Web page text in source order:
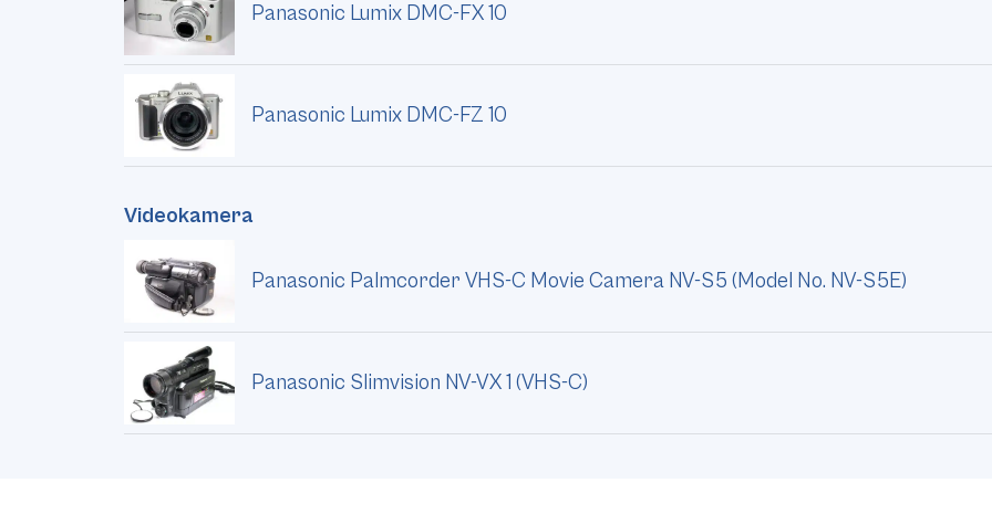
Panasonic Lumix DMC-FX 10
Panasonic Lumix DMC-FZ 10
Videokamera
Panasonic Palmcorder VHS-C Movie Camera NV-S5 (Model No. NV-S5E)
Panasonic Slimvision NV-VX 1 (VHS-C)